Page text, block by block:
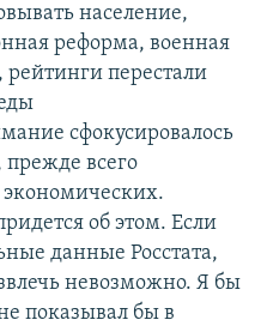
население,
реформа, военная
перестали
сфокусировалось
всего
об этом. Если
данные Росстата,
невозможно. Я бы
показывал бы в